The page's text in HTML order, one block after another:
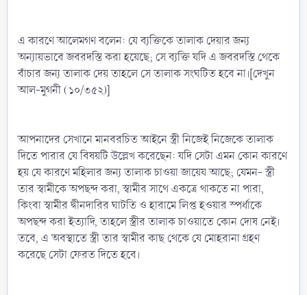
এ কারণে আলেমগণ বলেন: যে ব্যক্তিকে তালাক দেয়ার জন্য
অন্যায়ভাবে জবরদস্তি করা হয়েছে; সে ব্যক্তি যদি এ জবরদস্তি থেকে
বাঁচার জন্য তালাক দেয় তাহলে সে তালাক সংঘটিত হবে না।[দেখুন
আল-মুগনী (১০/৩৫২)]
আপনাদের সেখানে মানবরচিত আইনে স্ত্রী নিজেই নিজেকে তালাক
দিতে পারার যে বিষয়টি উল্লেখ করেছেন: যদি সেটা এমন কোন কারণে
হয় যে কারণে মহিলার জন্য তালাক চাওয়া জায়েয আছে; যেমন- স্ত্রী
তার স্বামীকে অপছন্দ করা, স্বামীর সাথে একত্রে থাকতে না পারা,
কিংবা স্বামীর দ্বীনদারির ঘাটতি ও হারামে লিপ্ত হওয়ার স্পর্ধাকে
অপছন্দ করা ইত্যাদি, তাহলে স্ত্রীর তালাক চাওয়াতে কোন দোষ নেই।
তবে, এ অবস্থাতে স্ত্রী তার স্বামীর কাছ থেকে যে মোহরানা গ্রহণ
করেছে সেটা ফেরত দিতে হবে।